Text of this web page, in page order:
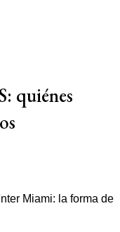
quiénes